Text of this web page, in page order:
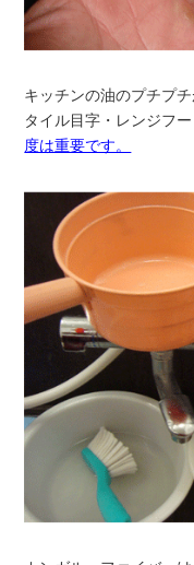
キッチンの油のプチプ
タイル目字・レンジフ
度は重要です。